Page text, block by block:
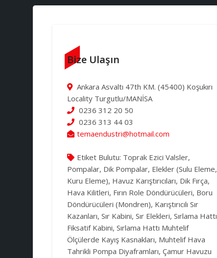
Bize Ulaşın
Ankara Asvaltı 47th KM. (45400) Koşukırı
Locality Turgutlu/MANİSA
0236 312 20 50
0236 313 44 03
temaendustri@hotmail.com
Etiket Bulutu: Toprak Ezici Valsler,
Pompalar, Dik Pompalar, Elekler (Sulu Eleme,
Kuru Eleme), Havuz Karıştırıcıları, Dik Fırça,
Hava Kilitleri, Fırın Role Döndürücüleri, Boru
Döndürücüleri (Mondren), Karıştırıcılı Sır
Kazanları, Sır Kabini, Sır Elekleri, Sırlama Hattı
Fiksatif Kabini, Sırlama Hattı Muhtelif
Ölçülerde Kayış Kasnakları, Muhtelif Hava
Tahrikli Pompa Diyaframları, Çamur Havuzu